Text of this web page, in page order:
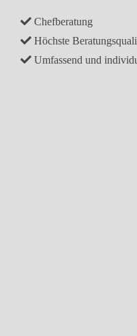
Chefberatung
Höchste
Umfassend und